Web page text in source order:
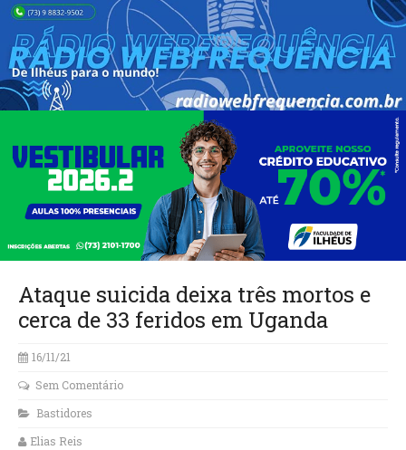
Ataque suicida deixa três mortos e
cerca de 33 feridos em Uganda
16/11/21
Sem Comentário
Bastidores
Elias Reis